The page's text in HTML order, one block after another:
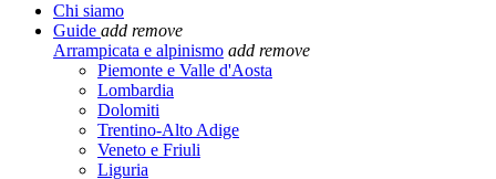
Chi siamo
Guide add remove
Arrampicata e alpinismo add remove
Piemonte e Valle d'Aosta
Lombardia
Dolomiti
Trentino-Alto Adige
Veneto e Friuli
Liguria